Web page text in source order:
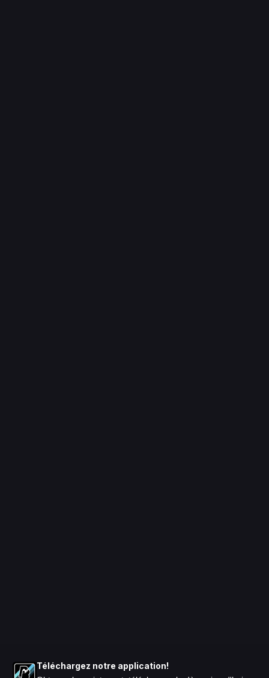
Téléchargez notre application!